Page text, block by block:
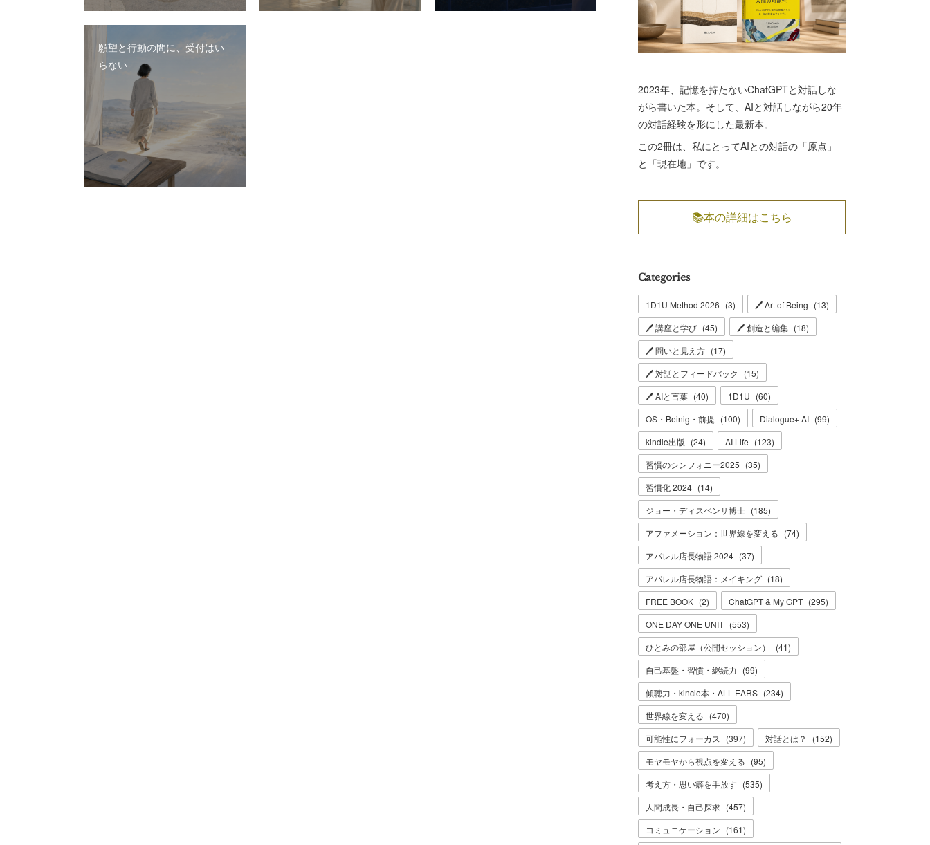
願望と行動の間に、受付はい
らない
2023年、記憶を持たないChatGPTと対話しな
がら書いた本。そして、AIと対話しながら20年
の対話経験を形にした最新本。
この2冊は、私にとってAIとの対話の「原点」
と「現在地」です。
📚本の詳細はこちら
Categories
1D1U Method 2026 (3) 🖊 Art of Being (13)
🖊 講座と学び (45) 🖊 創造と編集 (18)
🖊 問いと見え方 (17)
🖊 対話とフィードバック
(15)
🖊 AIと言葉 (40) 1D1U (60)
OS・Beinig・前提 (100) Dialogue+ AI (99)
kindle出版 (24) AI Life (123)
習慣のシンフォニー2025 (35)
習慣化 2024 (14)
ジョー・ディスペンサ博士 (185)
アファメーション：世界線を変える (74)
アパレル店長物語 2024 (37)
アパレル店長物語：メイキング (18)
FREE BOOK (2) ChatGPT & My GPT (295)
ONE DAY ONE UNIT (553)
ひとみの部屋（公開セッション）
(41)
自己基盤・習慣・継続力 (99)
傾聴力・kincle本・ALL EARS (234)
世界線を変える (470)
可能性にフォーカス
(397) 対話とは？ (152)
モヤモヤから視点を変える (95)
考え方・思い癖を手放す (535)
人間成長・自己探求 (457)
コミュニケーション (161)